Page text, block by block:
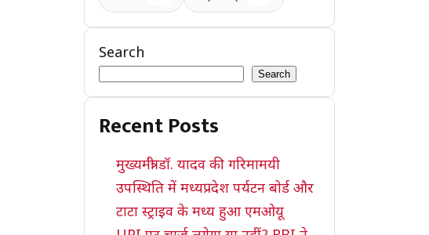
Search
Search
Recent Posts
मुख्यमंत्री डॉ. यादव की गरिमामयी
उपस्थिति में मध्यप्रदेश पर्यटन बोर्ड और
टाटा स्ट्राइव के मध्य हुआ एमओयू